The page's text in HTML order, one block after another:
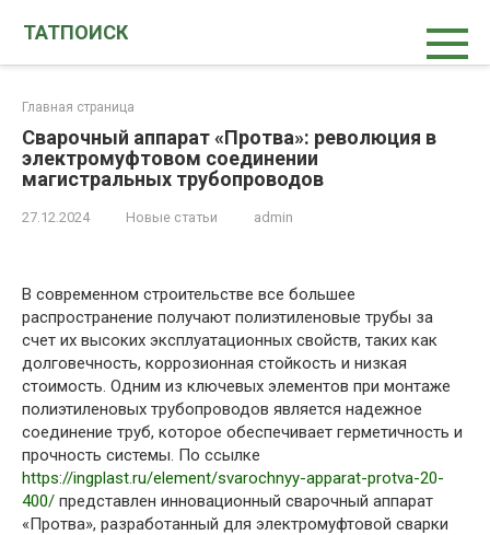
ТАТПОИСК
Главная страница
Сварочный аппарат «Протва»: революция в
электромуфтовом соединении
магистральных трубопроводов
27.12.2024 Новые статьи admin
В современном строительстве все большее
распространение получают полиэтиленовые трубы за
счет их высоких эксплуатационных свойств, таких как
долговечность, коррозионная стойкость и низкая
стоимость. Одним из ключевых элементов при монтаже
полиэтиленовых трубопроводов является надежное
соединение труб, которое обеспечивает герметичность и
прочность системы. По ссылке
https://ingplast.ru/element/svarochnyy-apparat-protva-20-
400/ представлен инновационный сварочный аппарат
«Протва», разработанный для электромуфтовой сварки